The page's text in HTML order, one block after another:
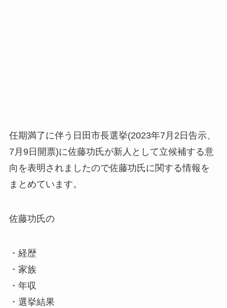
任期満了に伴う日田市長選挙(2023年7月2日告示、
7月9日開票)に佐藤功氏が新人として立候補する意
向を表明されましたので佐藤功氏に関する情報を
まとめています。
佐藤功氏の
・経歴
・家族
・年収
・選挙結果